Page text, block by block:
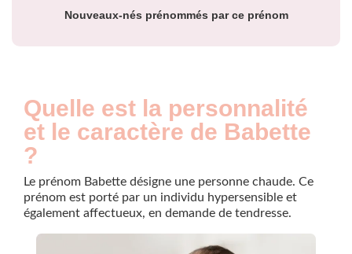
Nouveaux-nés prénommés par ce prénom
Quelle est la personnalité
et le caractère de Babette
?
Le prénom Babette désigne une personne chaude. Ce
prénom est porté par un individu hypersensible et
également affectueux, en demande de tendresse.